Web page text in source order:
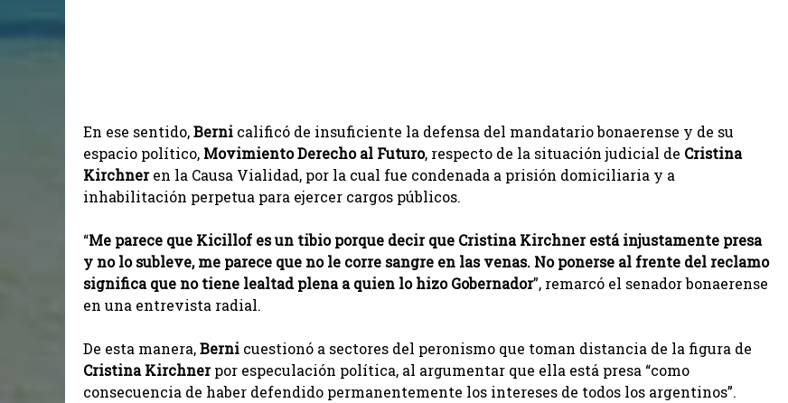
En ese sentido,Berni calificó de insuficiente la defensa del mandatario bonaerense y de su
espacio político, Movimiento Derecho al Futuro, respecto de la situación judicial de Cristina
Kirchneren la Causa Vialidad, por la cual fue condenada a prisión domiciliaria y a
inhabilitación perpetua para ejercer cargos públicos.
“Me parece que Kicillof es un tibio porque decir que Cristina Kirchner está injustamente presa
y no lo subleve, me parece que no le corre sangre en las venas. No ponerse al frente del reclamo
significa que no tiene lealtad plena a quien lo hizo Gobernador”, remarcó el senador bonaerense
en una entrevista radial.
De esta manera,Berni cuestionó a sectores del peronismo que toman distancia de la figura de
Cristina Kirchnerpor especulación política, al argumentar que ella está presa “como
consecuencia de haber defendido permanentemente los intereses de todos los argentinos”.